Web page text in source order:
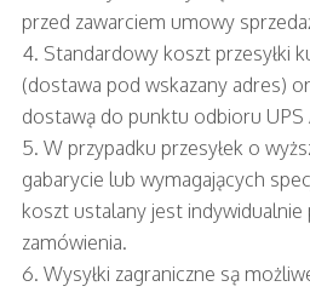
przed zawarciem umowy
4. Standardowy koszt przesyłki
(dostawa pod wskazany adres)
dostawą do punktu odbioru UPS
5. W przypadku przesyłek o
gabarycie lub wymagających
koszt ustalany jest
zamówienia.
6. Wysyłki zagraniczne są